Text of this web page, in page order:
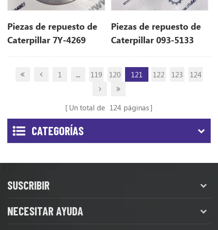
Piezas de repuesto de
Caterpillar 7Y-4269
7Y4269 para E375
Piezas de repuesto de
Caterpillar 093-5133
0935133 para E317
1 ... 119 120 121 122 123 124
Un total de 124 páginas
CATEGORÍAS
SUSCRIBIR
NECESITAR AYUDA